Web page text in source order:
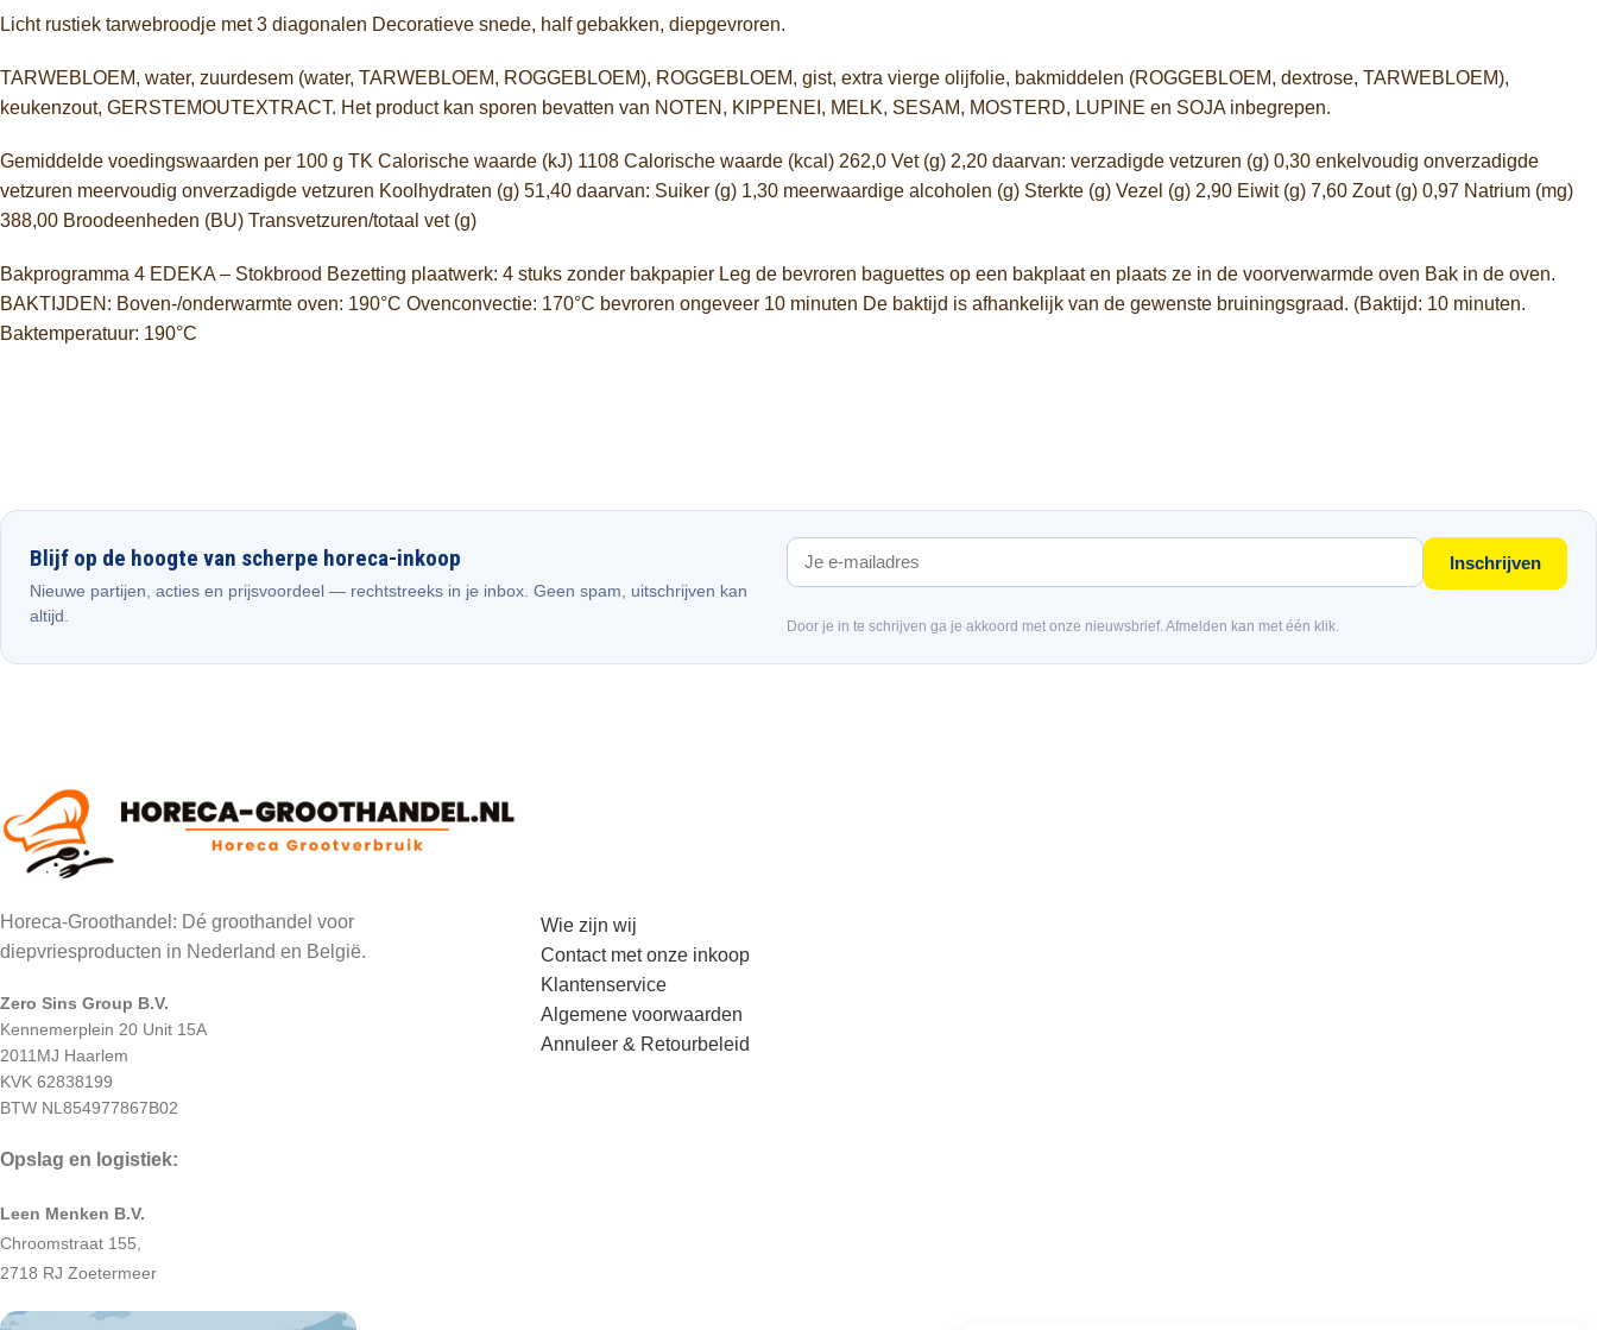
Licht rustiek tarwebroodje met 3 diagonalen Decoratieve snede, half gebakken, diepgevroren.
TARWEBLOEM, water, zuurdesem (water, TARWEBLOEM, ROGGEBLOEM), ROGGEBLOEM, gist, extra vierge olijfolie, bakmiddelen (ROGGEBLOEM, dextrose, TARWEBLOEM),
keukenzout, GERSTEMOUTEXTRACT. Het product kan sporen bevatten van NOTEN, KIPPENEI, MELK, SESAM, MOSTERD, LUPINE en SOJA inbegrepen.
Gemiddelde voedingswaarden per 100 g TK Calorische waarde (kJ) 1108 Calorische waarde (kcal) 262,0 Vet (g) 2,20 daarvan: verzadigde vetzuren (g) 0,30 enkelvoudig onverzadigde
vetzuren meervoudig onverzadigde vetzuren Koolhydraten (g) 51,40 daarvan: Suiker (g) 1,30 meerwaardige alcoholen (g) Sterkte (g) Vezel (g) 2,90 Eiwit (g) 7,60 Zout (g) 0,97 Natrium (mg)
388,00 Broodeenheden (BU) Transvetzuren/totaal vet (g)
Bakprogramma 4 EDEKA – Stokbrood Bezetting plaatwerk: 4 stuks zonder bakpapier Leg de bevroren baguettes op een bakplaat en plaats ze in de voorverwarmde oven Bak in de oven.
BAKTIJDEN: Boven-/onderwarmte oven: 190°C Ovenconvectie: 170°C bevroren ongeveer 10 minuten De baktijd is afhankelijk van de gewenste bruiningsgraad. (Baktijd: 10 minuten.
Baktemperatuur: 190°C
Blijf op de hoogte van scherpe horeca-inkoop
Nieuwe partijen, acties en prijsvoordeel — rechtstreeks in je inbox. Geen spam, uitschrijven kan
altijd.
Inschrijven
Door je in te schrijven ga je akkoord met onze nieuwsbrief. Afmelden kan met één klik.
Horeca-Groothandel: Dé groothandel voor
diepvriesproducten in Nederland en België.
Zero Sins Group B.V.
Kennemerplein 20 Unit 15A
2011MJ Haarlem
KVK 62838199
BTW NL854977867B02
Opslag en logistiek:
Leen Menken B.V.
Chroomstraat 155,
2718 RJ Zoetermeer
Wie zijn wij
Contact met onze inkoop
Klantenservice
Algemene voorwaarden
Annuleer & Retourbeleid